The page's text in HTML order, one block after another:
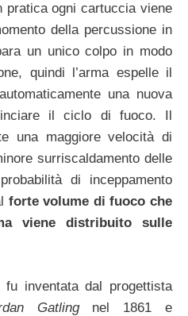
pratica ogni cartuccia viene
della percussione in
un unico colpo in modo
quindi l’arma espelle il
una nuova
il ciclo di fuoco. Il
una maggiore velocità di
surriscaldamento delle
di inceppamento
forte volume di fuoco che
viene distribuito sulle
fu inventata dal progettista
Gatlingnel 1861 e